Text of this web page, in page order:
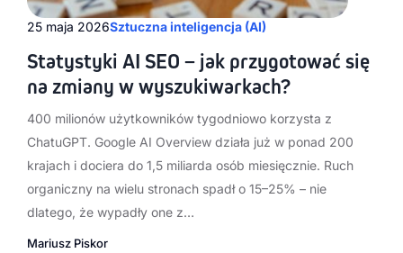
25 maja 2026Sztuczna inteligencja (AI)
Statystyki AI SEO – jak przygotować się
na zmiany w wyszukiwarkach?
400 milionów użytkowników tygodniowo korzysta z
ChatuGPT. Google AI Overview działa już w ponad 200
krajach i dociera do 1,5 miliarda osób miesięcznie. Ruch
organiczny na wielu stronach spadł o 15–25% – nie
dlatego, że wypadły one z…
Mariusz Piskor